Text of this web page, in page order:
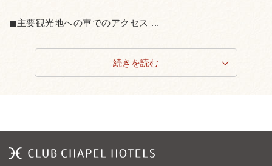
◼︎主要観光地への車でのアクセス ...
続きを読む